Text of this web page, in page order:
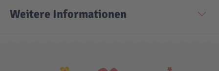
Weitere Informationen